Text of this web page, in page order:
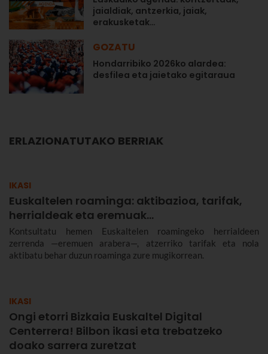
jaialdiak, antzerkia, jaiak,
erakusketak…
GOZATU
Hondarribiko 2026ko alardea:
desfilea eta jaietako egitaraua
ERLAZIONATUTAKO BERRIAK
IKASI
Euskaltelen roaminga: aktibazioa, tarifak,
herrialdeak eta eremuak…
Kontsultatu hemen Euskaltelen roamingeko herrialdeen
zerrenda —eremuen arabera—, atzerriko tarifak eta nola
aktibatu behar duzun roaminga zure mugikorrean.
IKASI
Ongi etorri Bizkaia Euskaltel Digital
Centerrera! Bilbon ikasi eta trebatzeko
doako sarrera zuretzat